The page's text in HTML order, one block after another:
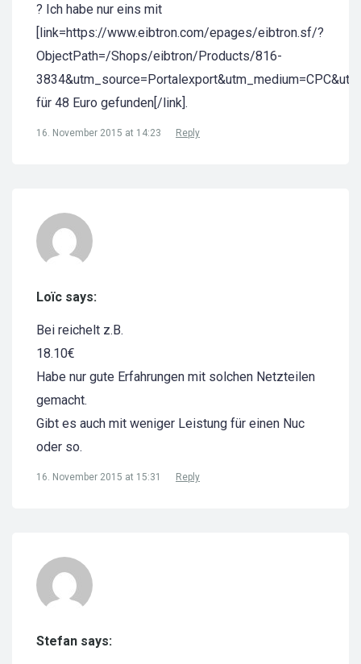
? Ich habe nur eins mit
[link=https://www.eibtron.com/epages/eibtron.sf/?
ObjectPath=/Shops/eibtron/Products/816-
für 48 Euro gefunden[/link].
16. November 2015 at 14:23 Reply
Loïc says:
Bei reichelt z.B.
18.10€
Habe nur gute Erfahrungen mit solchen Netzteilen
gemacht.
Gibt es auch mit weniger Leistung für einen Nuc
oder so.
16. November 2015 at 15:31 Reply
Stefan says: